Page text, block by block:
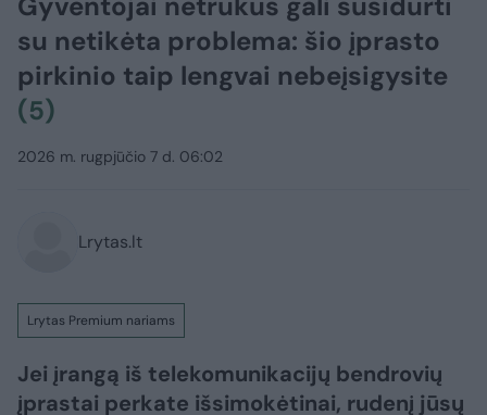
su netikėta problema: šio įprasto
pirkinio taip lengvai nebeįsigysite
(5)
2026 m. rugpjūčio 7 d. 06:02
Lrytas.lt
Lrytas Premium nariams
Jei įrangą iš telekomunikacijų bendrovių
įprastai perkate išsimokėtinai, rudenį jūsų